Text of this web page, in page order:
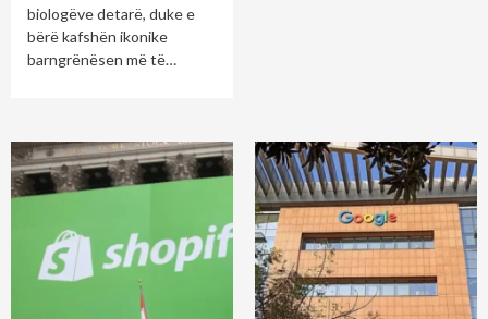
biologëve detarë, duke e
bërë kafshën ikonike
barngrënësen më të…